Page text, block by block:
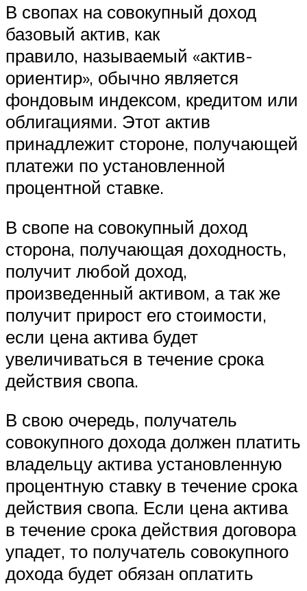
В свопах на совокупный доход
базовый актив, как
правило, называемый «актив-
ориентир», обычно является
фондовым индексом, кредитом или
облигациями. Этот актив
принадлежит стороне, получающей
платежи по установленной
процентной ставке.
В свопе на совокупный доход
сторона, получающая доходность,
получит любой доход,
произведенный активом, а так же
получит прирост его стоимости,
если цена актива будет
увеличиваться в течение срока
действия свопа.
В свою очередь, получатель
совокупного дохода должен платить
владельцу актива установленную
процентную ставку в течение срока
действия свопа. Если цена актива
в течение срока действия договора
упадет, то получатель совокупного
дохода будет обязан оплатить